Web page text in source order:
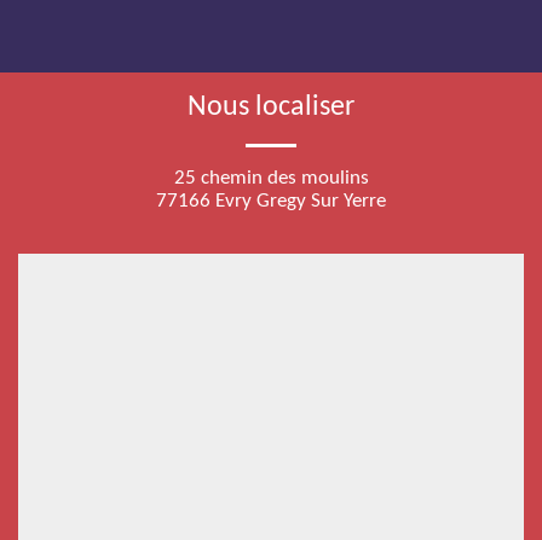
Nous localiser
25 chemin des moulins
77166 Evry Gregy Sur Yerre